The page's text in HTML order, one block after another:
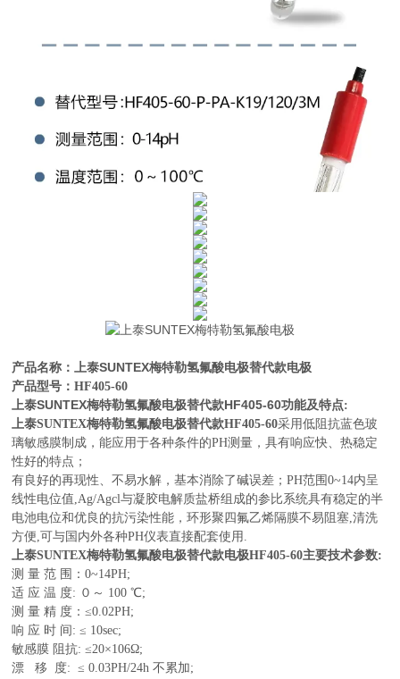
产品名称：上泰SUNTEX梅特勒氢氟酸电极替代款电极
产品型号：HF405-60
上泰SUNTEX梅特勒氢氟酸电极替代款HF405-60功能及特点:
上泰SUNTEX梅特勒氢氟酸电极替代款HF405-60采用低阻抗蓝色玻
璃敏感膜制成，能应用于各种条件的PH测量，具有响应快、热稳定
性好的特点；
有良好的再现性、不易水解，基本消除了碱误差；PH范围0~14内呈
线性电位值,Ag/Agcl与凝胶电解质盐桥组成的参比系统具有稳定的半
电池电位和优良的抗污染性能，环形聚四氟乙烯隔膜不易阻塞,清洗
方便,可与国内外各种PH仪表直接配套使用.
上泰SUNTEX梅特勒氢氟酸电极替代款电极HF405-60主要技术参数:
测 量 范 围：0~14PH;
适 应 温 度: ０～ 100 ℃;
测 量 精 度：≤0.02PH;
响 应 时 间: ≤ 10sec;
敏感膜 阻抗: ≤20×106Ω;
漂 移 度: ≤ 0.03PH/24h 不累加;